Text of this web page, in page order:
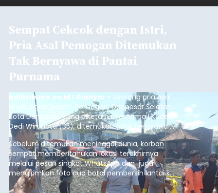
Sempat Cekcok dengan Istri,
Pria Asal Pemogan Ditemukan
Tak Bernyawa di Pantai
Purnama
balitribune.co.id I Gianyar - Seorang pria asal
Lingkungan Dalem, Pemogan, Denpasar Selatan,
Kota Denpasar, yang diketahui bernama I Kadek
Dedi Wiranata (35), ditemukan tidak bernyawa di
pesisir Pantai Purnama, Sukawati.
Sebelum ditemukan meninggal dunia, korban
sempat memberitahukan lokasi terakhirnya
melalui pesan singkat WhatsApp dan juga
mengirimkan foto dua botol pembersih lantai ke
istrinya.